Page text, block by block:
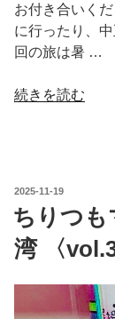
化
街
と
可
務”
の
お付き合いく
に行ったり、
回の旅は暑 …
“ち
ル
で
行
く、
続きを読む
投
日:
2025-11-19
ちりつ
湾 〈